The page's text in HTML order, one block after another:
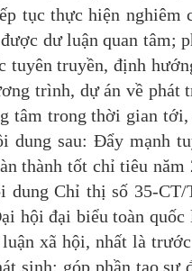
tục thực hiện nghiêm
dư luận quan tâm;
tuyên truyền, định
trình, dự án về phát
trong thời gian tới,
dung sau: Đẩy mạnh
thành tốt chỉ tiêu
Chỉ thị số 35-
hội đại biểu toàn
xã hội, nhất là
sinh; góp phần tạo sự